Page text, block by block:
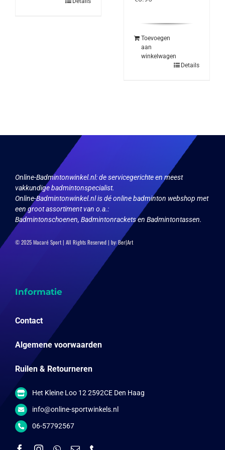
Toevoegen
aan
winkelwagen
Details
Online-Badmintonwinkel.nl:de servicegerichte en meest
vakkundige badmintonspecialist.
Online-Badmintonwinkel.nl is dé online badminton webshop met
een groot assortiment van o.a.:
Badmintonschoenen, Badmintonrackets en Badmintontassen.
© 2025 Macaré Sport | All Rights Reserved | by:Ber|Art
Informatie
Contact
Algemene voorwaarden
Ruilen & Retourneren
Het Kleine Loo 12 2592CE Den Haag
info@online-sportwinkels.nl
06-57792567